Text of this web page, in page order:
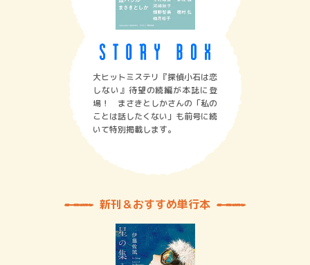
大ヒットミステリ『探偵小石は恋
しない』待望の続編が本誌に登
場！ まさきとしかさんの「私の
ことは話したくない」も前号に続
いて特別掲載します。
新刊＆おすすめ単行本